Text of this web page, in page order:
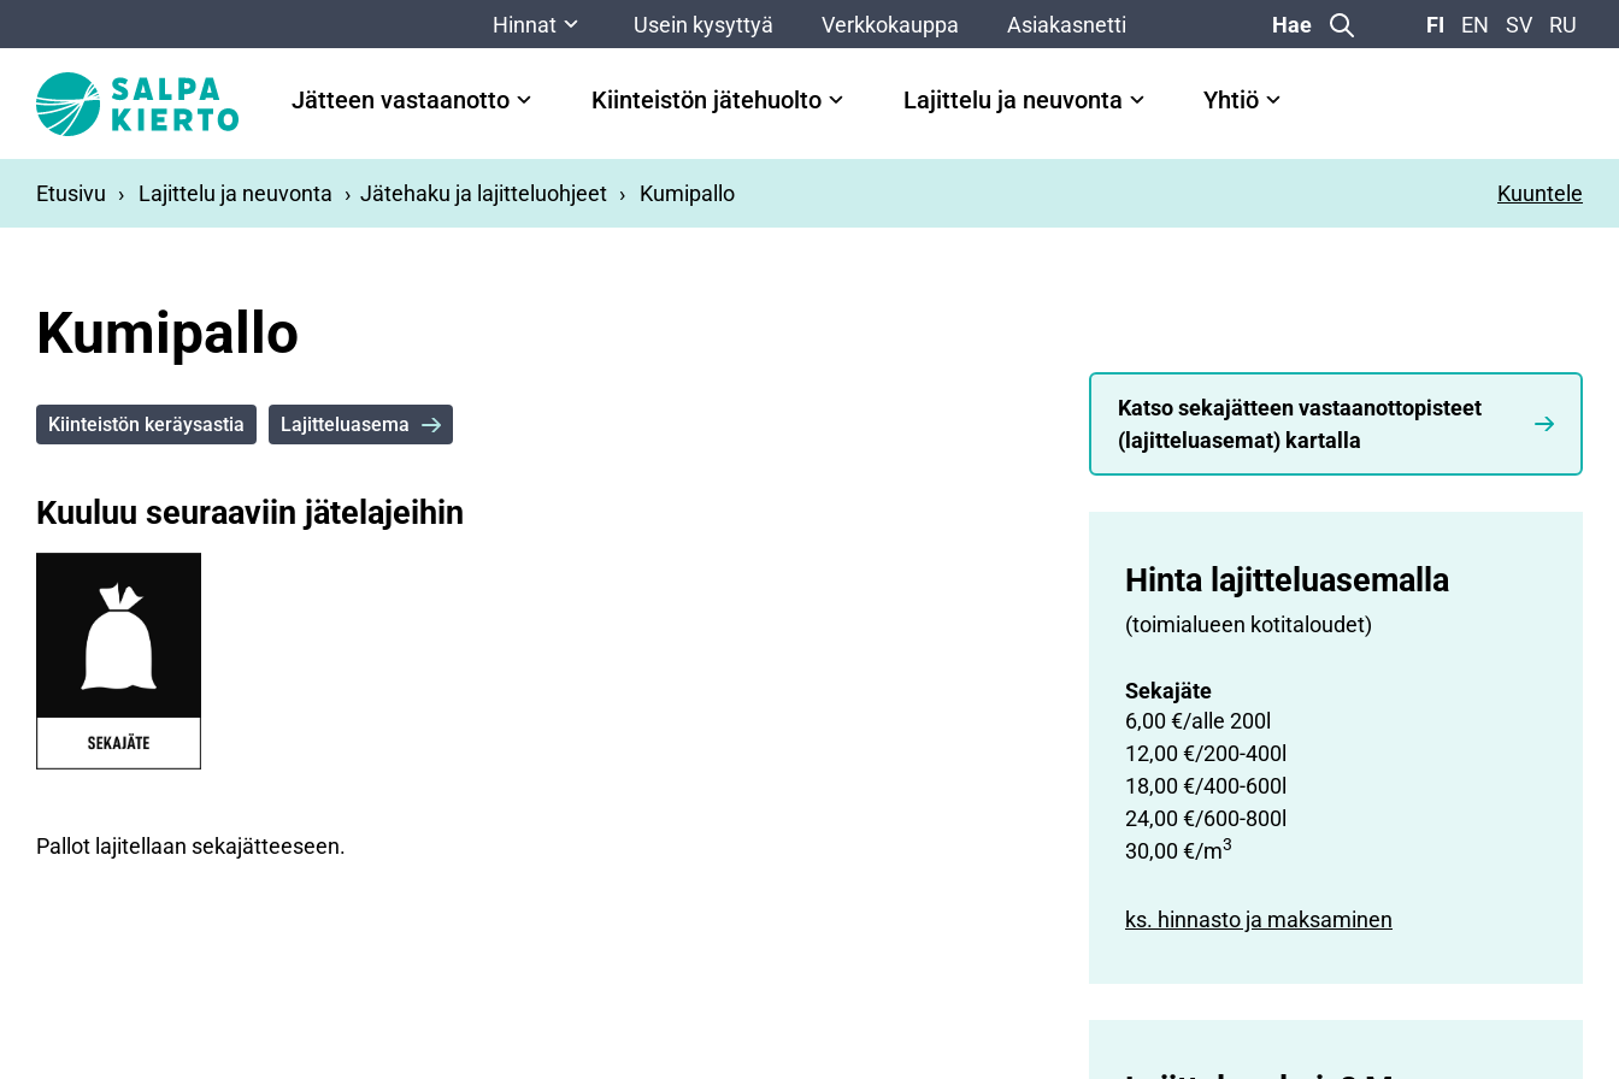
Hinnat Usein kysyttyä Verkkokauppa Asiakasnetti Hae FI EN SV RU
Jätteen vastaanotto Kiinteistön jätehuolto Lajittelu ja neuvonta Yhtiö
Etusivu Lajittelu ja neuvonta Jätehaku ja lajitteluohjeet Kumipallo Kuuntele
Kumipallo
Kiinteistön keräysastia Lajitteluasema
Kuuluu seuraaviin jätelajeihin
Pallot lajitellaan sekajätteeseen.
Katso sekajätteen vastaanottopisteet
(lajitteluasemat) kartalla
Hinta lajittelu­asemalla
(toimialueen kotitaloudet)
Sekajäte
6,00 €/alle 200l
12,00 €/200-400l
18,00 €/400-600l
24,00 €/600-800l
30,00 €/m3
ks. hinnasto ja maksaminen